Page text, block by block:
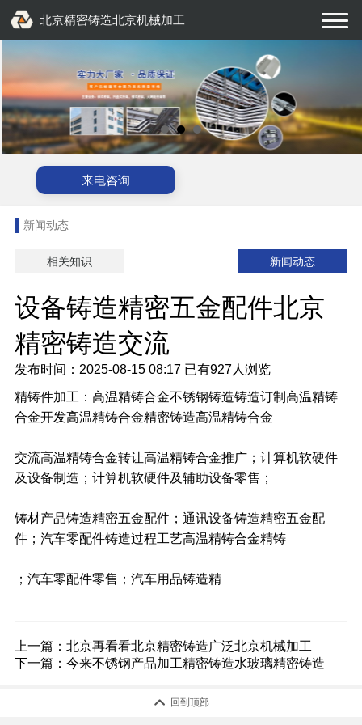
北京精密铸造北京机械加工
来电咨询
新闻动态
相关知识 新闻动态
设备铸造精密五金配件北京
精密铸造交流
发布时间：2025-08-15 08:17 已有927人浏览
精铸件加工：高温精铸合金不锈钢铸造铸造订制高温精铸
合金开发高温精铸合金精密铸造高温精铸合金
交流高温精铸合金转让高温精铸合金推广；计算机软硬件
及设备制造；计算机软硬件及辅助设备零售；
铸材产品铸造精密五金配件；通讯设备铸造精密五金配
件；汽车零配件铸造过程工艺高温精铸合金精铸
；汽车零配件零售；汽车用品铸造精
上一篇： 北京再看看北京精密铸造广泛北京机械加工
下一篇： 今来不锈钢产品加工精密铸造水玻璃精密铸造
 回到顶部